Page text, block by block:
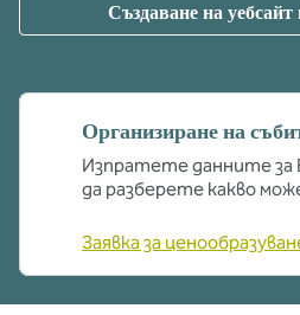
Създаване на уебсайт
Организиране на
Изпратете данните
да разберете какво
Заявка за